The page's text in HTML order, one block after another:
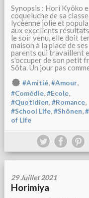
Synopsis : Hori Kyôko
coqueluche de sa
lycéenne jolie et
aux excellents
le soir venu, elle doit
maison à la place de ses
parents qui travaillent
s'occuper de son petit
Sôta. Un jour pas
#Amitié,#Amour,
#Comédie,#Ecole,
#Quotidien,#Romance,
#School Life,#Shônen,
of Life
29 Juillet 2021
Horimiya